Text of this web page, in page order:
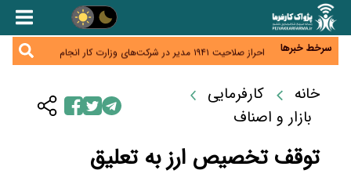
سرخط خبرها
هشدار درباره کاهش عرضه مسکن اجاره‌ای؛ دولت
رسانه تخصصی باید مطالبه‌گری، دقت و استقلال را
احراز صلاحیت ۱۹۴۱ مدیر در شرکت‌های وزارت کار انجام
نشده است؛ شایسته‌سالاری زیر فشار؟
به چه قیمتی؟
موبایل گران می‌شود؟ هزینه واردات ۱۰ برابر شد، ثبت
سفارش همچنان متوقف است
خانه
کارفرمایی
بازار و اصناف
توقف تخصیص ارز به تعلیق